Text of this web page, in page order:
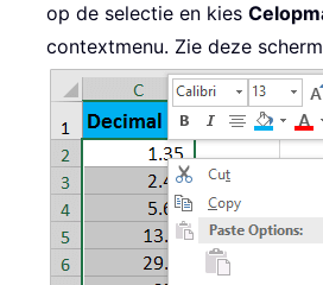
op de selectie en kies
contextmenu. Zie deze